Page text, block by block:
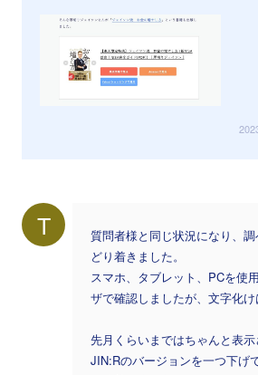
T
質問者様と同じ状況になり、
どり着きました。
スマホ、タブレット、PCを使
ザで確認しましたが、文字化け
先月くらいまではちゃんと表示
JIN:Rのバージョンを一つ下げ